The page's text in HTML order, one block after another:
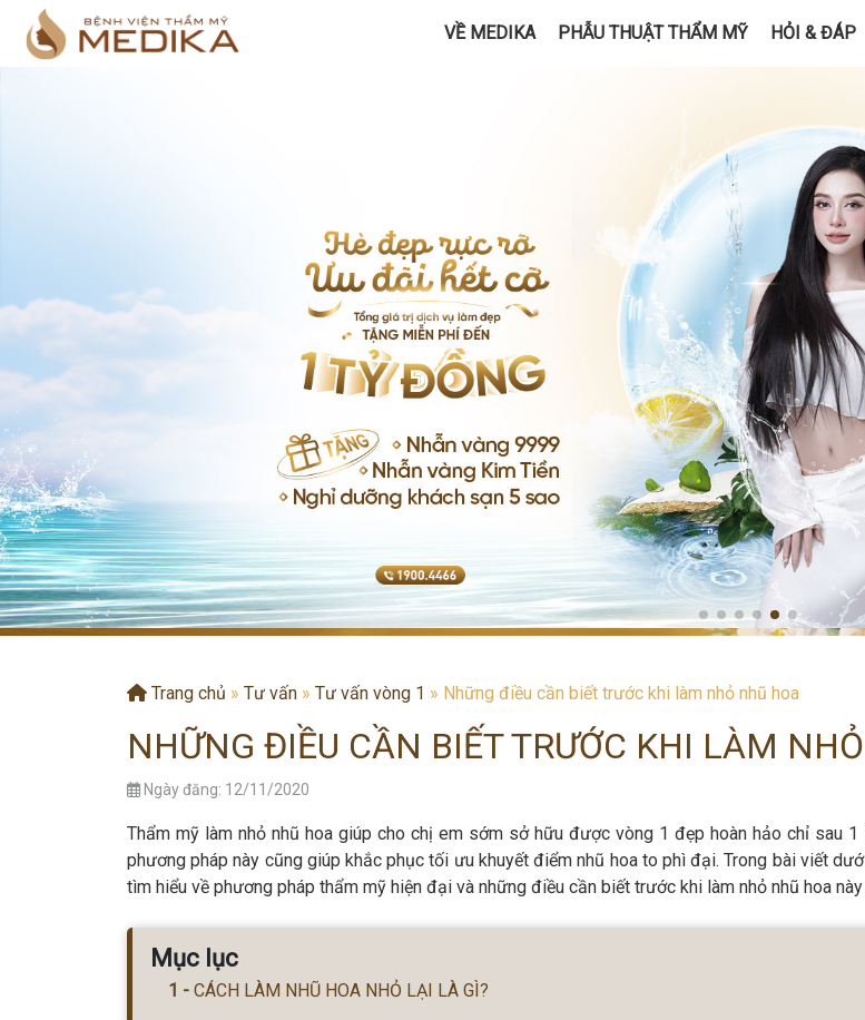
VỀ MEDIKA PHẪU THUẬT THẨM MỸ HỎI & ĐÁP
Trang chủ » Tư vấn » Tư vấn vòng 1 » Những điều cần biết trước khi làm nhỏ nhũ hoa
NHỮNG ĐIỀU CẦN BIẾT TRƯỚC KHI LÀM
Ngày đăng: 12/11/2020
Thẩm mỹ làm nhỏ nhũ hoa giúp cho chị em sớm sở hữu được vòng 1 đẹp hoàn hảo chỉ sau
phương pháp này cũng giúp khắc phục tối ưu khuyết điểm nhũ hoa to phì đại. Trong bài viết
tìm hiểu về phương pháp thẩm mỹ hiện đại và những điều cần biết trước khi làm nhỏ nhũ hoa này
Mục lục
CÁCH LÀM NHŨ HOA NHỎ LẠI LÀ GÌ?